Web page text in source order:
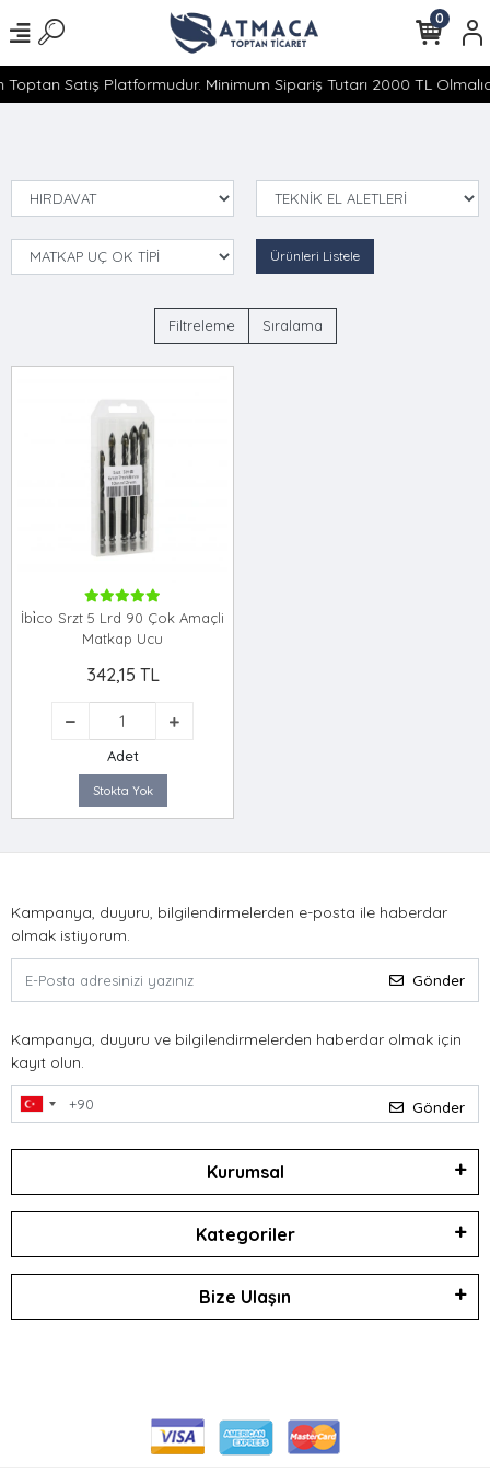
Satış Platformudur. Minimum Sipariş Tutarı 2000 TL
0
Ürünleri Listele
Filtreleme Sıralama
İbi̇co Srzt 5 Lrd 90 Çok Amaçli
Matkap Ucu
342,15 TL
Adet
Stokta Yok
Kampanya, duyuru, bilgilendirmelerden e-posta ile haberdar
olmak istiyorum.
Gönder
Kampanya, duyuru ve bilgilendirmelerden haberdar olmak için
kayıt olun.
Gönder
Kurumsal
Kategoriler
Bize Ulaşın